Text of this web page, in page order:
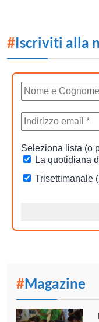
#Iscriviti alla
#Magazine